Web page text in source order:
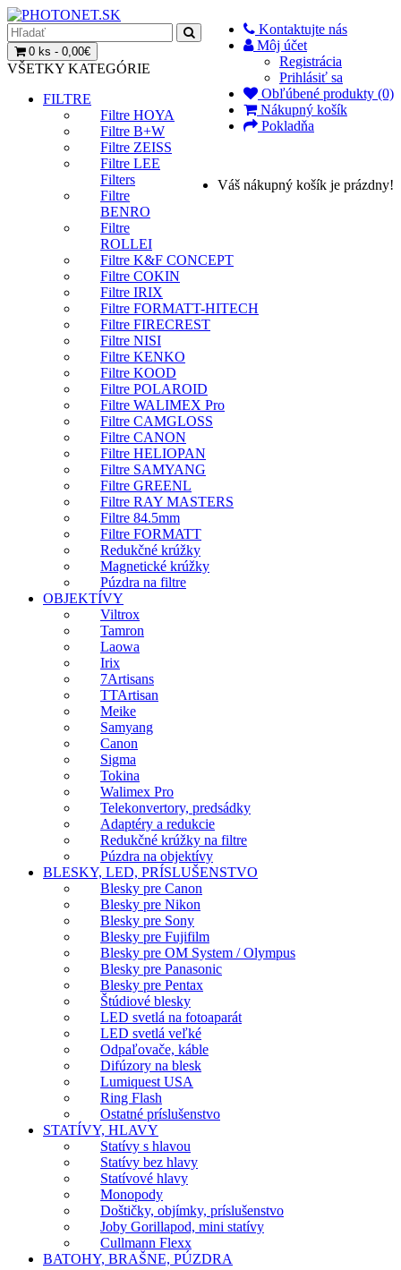
Kontaktujte nás
Môj účet
Registrácia
Prihlásiť sa
Obľúbené produkty (0)
Nákupný košík
Pokladňa
0 ks - 0,00€
Váš nákupný košík je prázdny!
VŠETKY KATEGÓRIE
FILTRE
Filtre HOYA
Filtre B+W
Filtre ZEISS
Filtre LEE
Filters
Filtre
BENRO
Filtre
ROLLEI
Filtre K&F CONCEPT
Filtre COKIN
Filtre IRIX
Filtre FORMATT-HITECH
Filtre FIRECREST
Filtre NISI
Filtre KENKO
Filtre KOOD
Filtre POLAROID
Filtre WALIMEX Pro
Filtre CAMGLOSS
Filtre CANON
Filtre HELIOPAN
Filtre SAMYANG
Filtre GREENL
Filtre RAY MASTERS
Filtre 84.5mm
Filtre FORMATT
Redukčné krúžky
Magnetické krúžky
Púzdra na filtre
OBJEKTÍVY
Viltrox
Tamron
Laowa
Irix
7Artisans
TTArtisan
Meike
Samyang
Canon
Sigma
Tokina
Walimex Pro
Telekonvertory, predsádky
Adaptéry a redukcie
Redukčné krúžky na filtre
Púzdra na objektívy
BLESKY, LED, PRÍSLUŠENSTVO
Blesky pre Canon
Blesky pre Nikon
Blesky pre Sony
Blesky pre Fujifilm
Blesky pre OM System / Olympus
Blesky pre Panasonic
Blesky pre Pentax
Štúdiové blesky
LED svetlá na fotoaparát
LED svetlá veľké
Odpaľovače, káble
Difúzory na blesk
Lumiquest USA
Ring Flash
Ostatné príslušenstvo
STATÍVY, HLAVY
Statívy s hlavou
Statívy bez hlavy
Statívové hlavy
Monopody
Doštičky, objímky, príslušenstvo
Joby Gorillapod, mini statívy
Cullmann Flexx
BATOHY, BRAŠNE, PÚZDRA